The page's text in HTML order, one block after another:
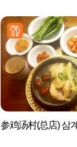
参鸡汤村(总店) 삼